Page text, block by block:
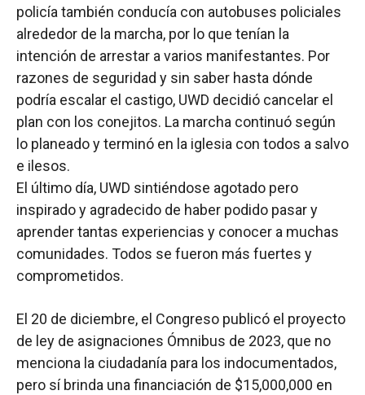
policía también conducía con autobuses policiales
alrededor de la marcha, por lo que tenían la
intención de arrestar a varios manifestantes. Por
razones de seguridad y sin saber hasta dónde
podría escalar el castigo, UWD decidió cancelar el
plan con los conejitos. La marcha continuó según
lo planeado y terminó en la iglesia con todos a salvo
e ilesos.
El último día, UWD sintiéndose agotado pero
inspirado y agradecido de haber podido pasar y
aprender tantas experiencias y conocer a muchas
comunidades. Todos se fueron más fuertes y
comprometidos.
El 20 de diciembre, el Congreso publicó el proyecto
de ley de asignaciones Ómnibus de 2023, que no
menciona la ciudadanía para los indocumentados,
pero sí brinda una financiación de $15,000,000 en